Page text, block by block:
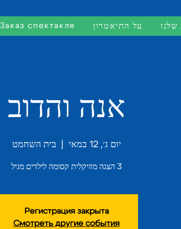
Заказ спектакля על התיאטרון שלנו
אנה והדוב
יום ג׳, 12 במאי בית השחמט
3 הצגה מוזיקלית קסומה לילדים מגיל
Регистрация закрыта
Смотреть другие события